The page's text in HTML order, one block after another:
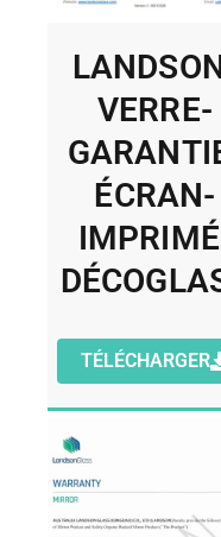
VERRE-
ÉCRAN-
TÉLÉCHARGER